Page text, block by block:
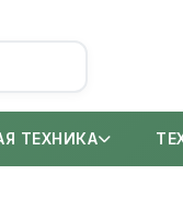
ТЕХНИКА